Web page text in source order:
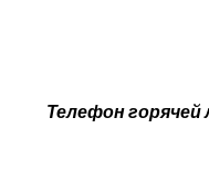
Телефон горячей